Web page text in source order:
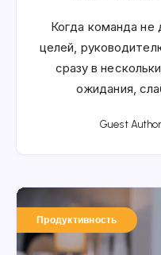
Когда команда не
целей,
сразу в
ожидания,
Guest Author
Продуктивность